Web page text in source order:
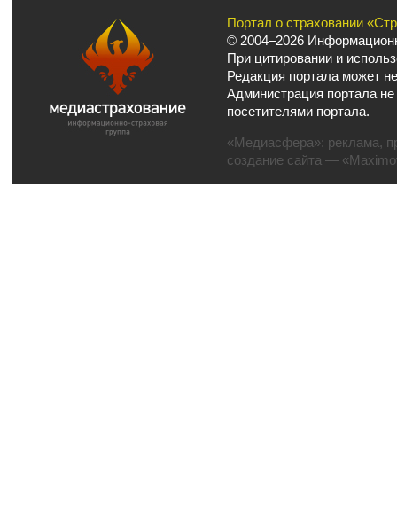
Портал о страховании
© 2004–2026
При цитировании и
Редакция портала может
Администрация портала
посетителями портала.
«Медиасфера»: реклама,
создание сайта —